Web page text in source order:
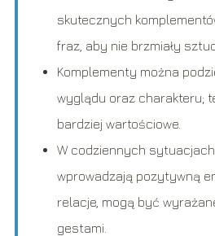
skutecznych
fraz, aby nie brzmiały
Komplementy można
wyglądu oraz charakteru;
bardziej wartościowe.
W codziennych
wprowadzają pozytywną
relacje, mogą być
gestami.